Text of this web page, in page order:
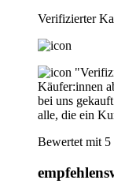
Verifizierter
Käufer:innen
bei uns
alle, die ein
Bewertet mit 5